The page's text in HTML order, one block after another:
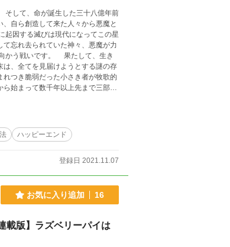
して、命が誕生した三十八億年前
自ら創造して来た人々から悪魔と
ハッピーエンド
登録日 2021.11.07
お気に入り追加 16
載版】ラズベリーパイは